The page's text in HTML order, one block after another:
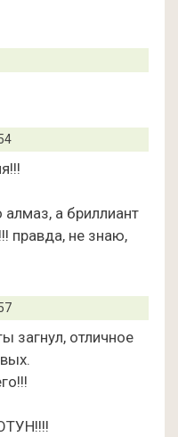
а бриллиант
правда, не знаю,
загнул, отличное